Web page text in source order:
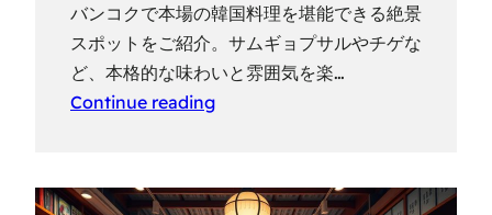
バンコクで本場の韓国料理を堪能できる絶景
スポットをご紹介。サムギョプサルやチゲな
ど、本格的な味わいと雰囲気を楽…
Continue reading